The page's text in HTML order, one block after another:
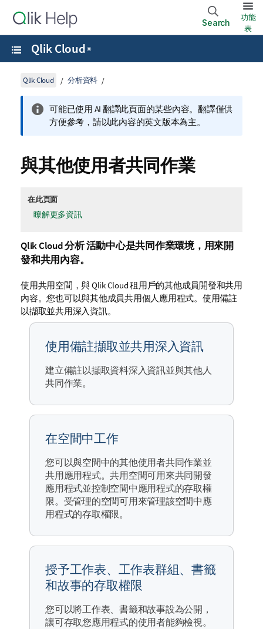
Search
功能
表
Qlik Cloud ®
Qlik Cloud 分析資料
可能已使用 AI 翻譯此頁面的某些內容。翻譯僅供
方便參考，請以此內容的英文版本為主。
與其他使用者共同作業
在此頁面
瞭解更多資訊
Qlik Cloud 分析活動中心是共同作業環境，用來開
發和共用內容。
使用共用空間，與Qlik Cloud租用戶的其他成員開發和共用
內容。您也可以與其他成員共用個人應用程式。使用備註
以擷取並共用深入資訊。
使用備註擷取並共用深入資訊
建立備註以擷取資料深入資訊並與其他人
共同作業。
在空間中工作
您可以與空間中的其他使用者共同作業並
共用應用程式。共用空間可用來共同開發
應用程式並控制空間中應用程式的存取權
限。受管理的空間可用來管理該空間中應
用程式的存取權限。
授予工作表、工作表群組、書籤
和故事的存取權限
您可以將工作表、書籤和故事設為公開，
讓可存取您應用程式的使用者能夠檢視。